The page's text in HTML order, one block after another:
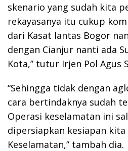
skenario yang sudah kita
rekayasanya itu cukup
dari Kasat lantas Bogor
dengan Cianjur nanti ada
Kota,” tutur Irjen Pol Agus
“Sehingga tidak dengan
cara bertindaknya sudah
Operasi keselamatan ini
dipersiapkan kesiapan
Keselamatan,” tambah dia.